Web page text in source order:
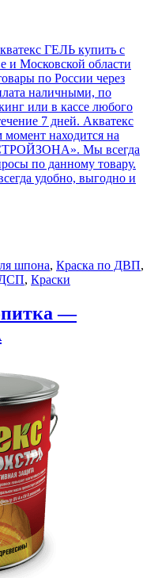
ГЕЛЬ купить с
и Московской области
по России через
наличными, по
или в кассе любого
7 дней. Акватекс
находится на
Мы всегда
по данному товару.
удобно, выгодно и
шпона, Краска по ДВП,
ДСП, Краски
—